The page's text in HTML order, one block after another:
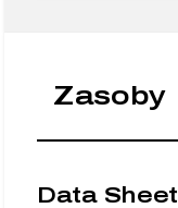
Zasoby
Data Sheet